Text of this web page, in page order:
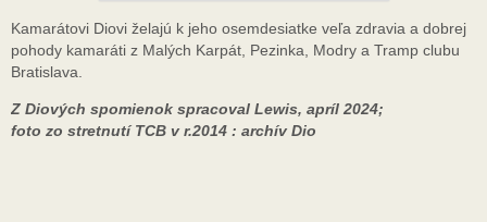
Kamarátovi Diovi želajú k jeho osemdesiatke veľa zdravia a dobrej
pohody kamaráti z Malých Karpát, Pezinka, Modry a Tramp clubu
Bratislava.
Z Diových spomienok spracoval Lewis, apríl 2024;
foto zo stretnutí TCB v r.2014 : archív Dio